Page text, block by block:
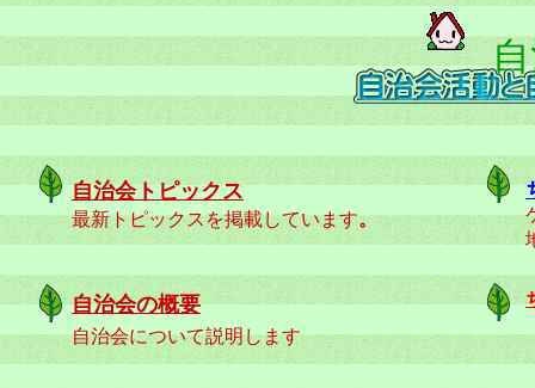
自治会について説明します
自治会の概要
最新トピックスを掲載しています。
自治会トピックス